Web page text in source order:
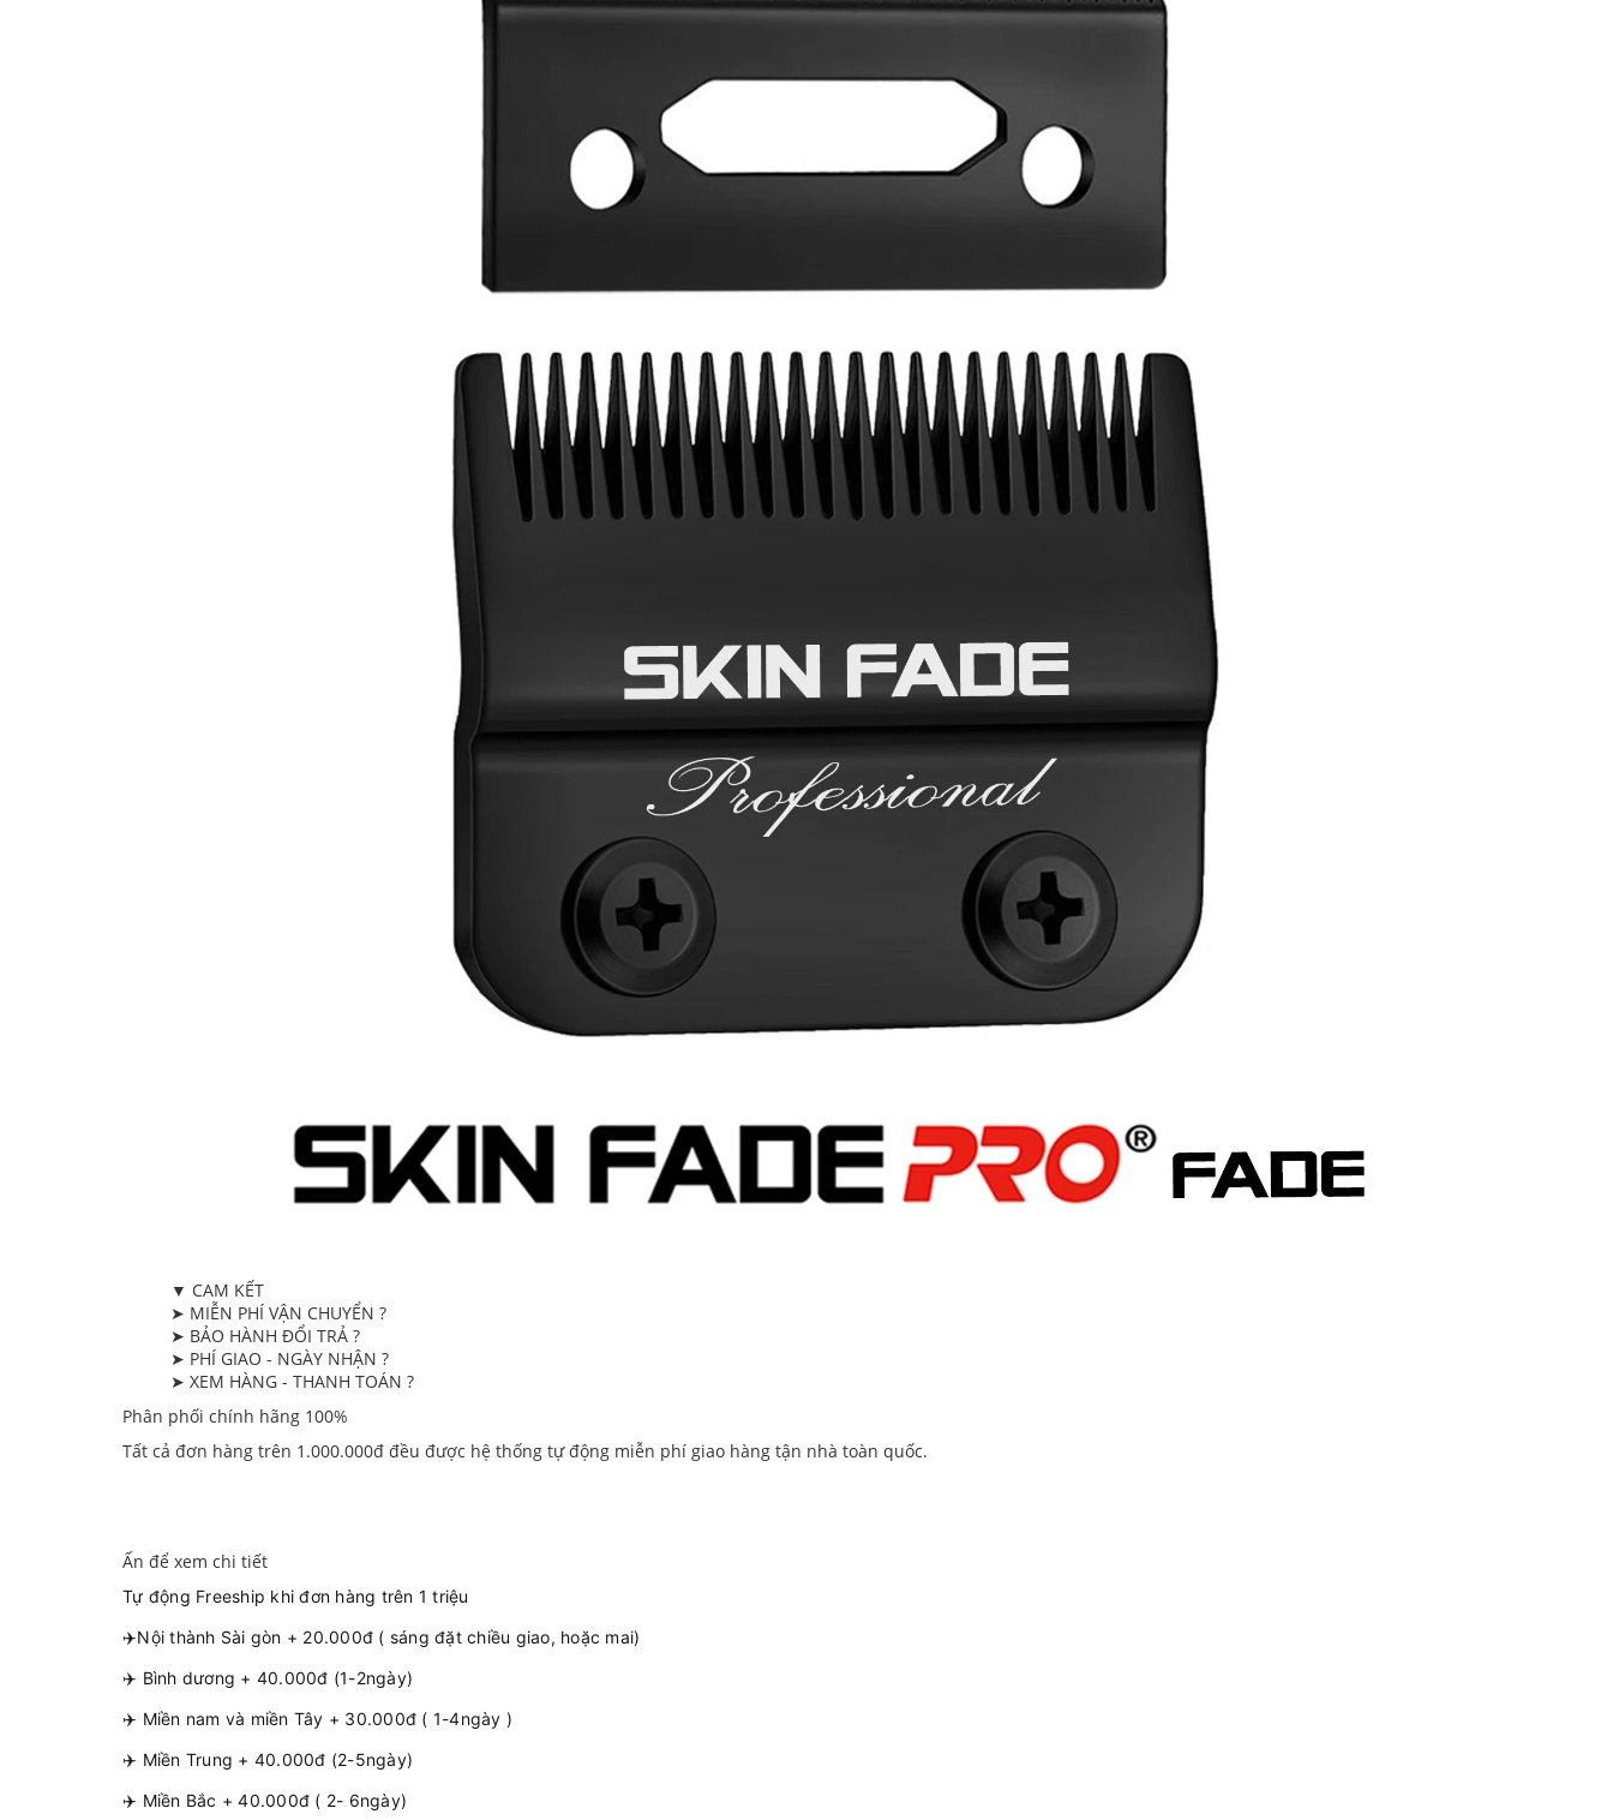
▼ CAM KẾT
➤ MIỄN PHÍ VẬN CHUYỂN ?
➤ BẢO HÀNH ĐỔI TRẢ ?
➤ PHÍ GIAO - NGÀY NHẬN ?
➤ XEM HÀNG - THANH TOÁN ?
Phân phối chính hãng 100%
Tất cả đơn hàng trên 1.000.000đ đều được hệ thống tự động miễn phí giao hàng tận nhà toàn quốc.
Ấn để xem chi tiết
Tự động Freeship khi đơn hàng trên 1 triệu
✈️Nội thành Sài gòn + 20.000đ ( sáng đặt chiều giao, hoặc mai)
✈️ Bình dương + 40.000đ (1-2ngày)
✈️ Miền nam và miền Tây + 30.000đ ( 1-4ngày )
✈️ Miền Trung + 40.000đ (2-5ngày)
✈️ Miền Bắc + 40.000đ ( 2- 6ngày)